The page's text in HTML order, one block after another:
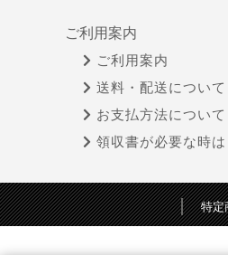
ご利用案内
ご利用案内
送料・配送について
お支払方法について
領収書が必要な時は
特定